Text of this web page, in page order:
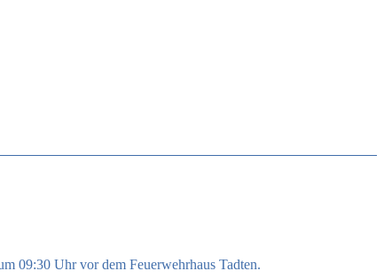
09:30 Uhr vor dem Feuerwehrhaus Tadten.